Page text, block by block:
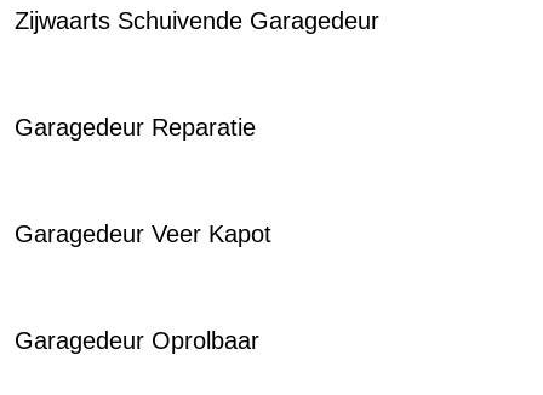
Zijwaarts Schuivende Garagedeur
Garagedeur Reparatie
Garagedeur Veer Kapot
Garagedeur Oprolbaar